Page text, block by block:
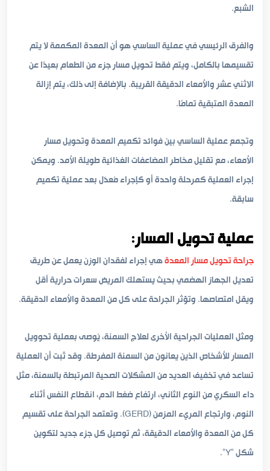
الشبع.
والفرق الرئيسي في عملية الساسي هو أن المعدة المكممة لا يتم
تقسيمها بالكامل، ويتم فقط تحويل مسار جزء من الطعام بعيدًا عن
الاثني عشر والأمعاء الدقيقة القريبة. بالإضافة إلى ذلك، يتم إزالة
المعدة المتبقية تمامًا.
وتجمع عملية الساسي بين فوائد تكميم المعدة وتحويل مسار
الأمعاء، مع تقليل مخاطر المضاعفات الغذائية طويلة الأمد. ويمكن
إجراء العملية كمرحلة واحدة أو كإجراء مُعدّل بعد عملية تكميم
سابقة.
عملية تحويل المسار:
جراحة تحويل مسار المعدةهي إجراء لفقدان الوزن يعمل عن طريق
تعديل الجهاز الهضمي بحيث يستهلك المريض سعرات حرارية أقل
ويقل امتصاصها. وتؤثر الجراحة على كل من المعدة والأمعاء الدقيقة.
ومثل العمليات الجراحية الأخرى لعلاج السمنة، يُوصى بعملية تحوويل
المسار للأشخاص الذين يعانون من السمنة المفرطة. وقد ثبت أن العملية
تساعد في تخفيف العديد من المشكلات الصحية المرتبطة بالسمنة، مثل
داء السكري من النوع الثاني، ارتفاع ضغط الدم، انقطاع النفس أثناء
النوم، وارتجاع المريء المزمن (GERD). وتعتمد الجراحة على تقسيم
كل من المعدة والأمعاء الدقيقة، ثم توصيل كل جزء جديد لتكوين
شكل “Y”.